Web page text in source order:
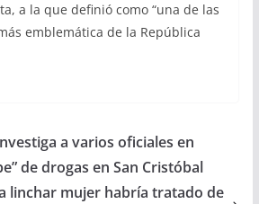
a la que definió como “una de las
emblemática de la República
a varios oficiales en
de drogas en San Cristóbal
linchar mujer habría tratado de